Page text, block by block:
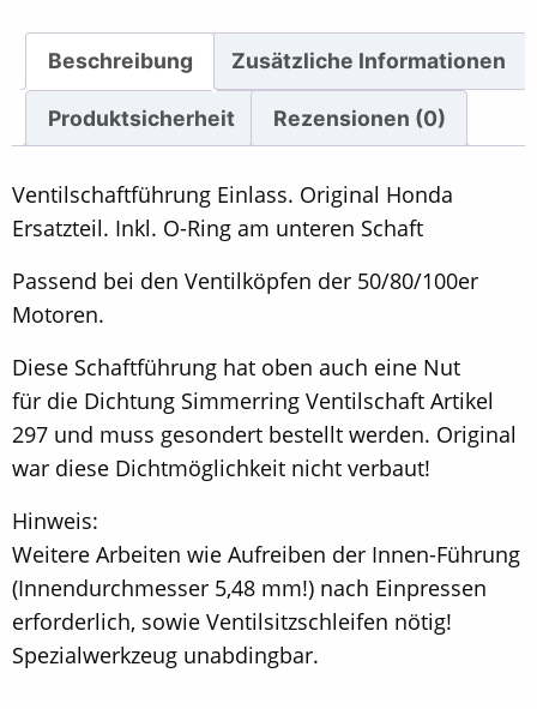
MengeBeschreibung Zusätzliche Informationen
Produktsicherheit Rezensionen (0)
Ventilschaftführung Einlass. Original Honda
Ersatzteil. Inkl. O-Ring am unteren Schaft
Passend bei den Ventilköpfen der 50/80/100er
Motoren.
Diese Schaftführung hat oben auch eine Nut
für die Dichtung Simmerring Ventilschaft Artikel
297 und muss gesondert bestellt werden. Original
war diese Dichtmöglichkeit nicht verbaut!
Hinweis:
Weitere Arbeiten wie Aufreiben der Innen-Führung
(Innendurchmesser 5,48 mm!) nach Einpressen
erforderlich, sowie Ventilsitzschleifen nötig!
Spezialwerkzeug unabdingbar.